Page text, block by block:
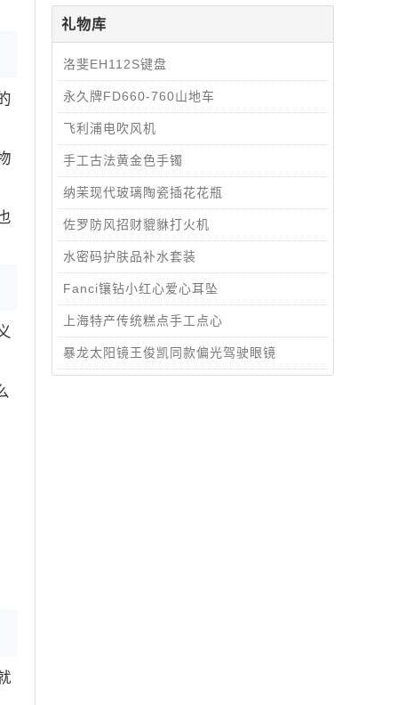
礼物库
​​​​​​​洛斐EH112S键盘
​​​​​​​永久牌FD660-760山地车
飞利浦电吹风机
手工古法黄金色手镯
纳茉现代玻璃陶瓷插花花瓶
佐罗防风招财貔貅打火机
水密码护肤品补水套装
Fanci镶钻小红心爱心耳坠
上海特产传统糕点手工点心
暴龙太阳镜王俊凯同款偏光驾驶眼镜